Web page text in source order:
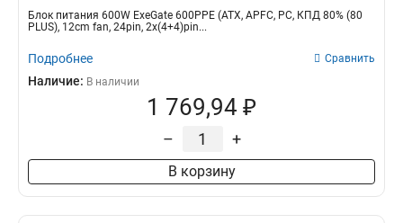
Блок питания 600W ExeGate 600PPE (ATX, APFC, PC, КПД 80% (80
PLUS), 12cm fan, 24pin, 2x(4+4)pin...
Подробнее Сравнить
Наличие: В наличии
1 769,94 ₽
– +
В корзину